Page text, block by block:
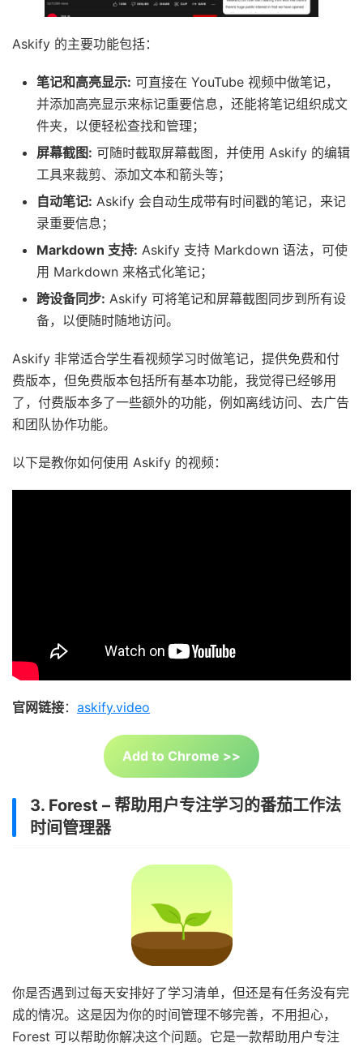
Askify 的主要功能包括：
笔记和高亮显示: 可直接在 YouTube 视频中做笔记，
并添加高亮显示来标记重要信息，还能将笔记组织成文
件夹，以便轻松查找和管理；
屏幕截图: 可随时截取屏幕截图，并使用 Askify 的编辑
工具来裁剪、添加文本和箭头等；
自动笔记: Askify 会自动生成带有时间戳的笔记，来记
录重要信息；
Markdown 支持: Askify 支持 Markdown 语法，可使
用 Markdown 来格式化笔记；
跨设备同步: Askify 可将笔记和屏幕截图同步到所有设
备，以便随时随地访问。
Askify 非常适合学生看视频学习时做笔记，提供免费和付
费版本，但免费版本包括所有基本功能，我觉得已经够用
了，付费版本多了一些额外的功能，例如离线访问、去广告
和团队协作功能。
以下是教你如何使用 Askify 的视频：
官网链接： askify.video
Add to Chrome >>
3. Forest – 帮助用户专注学习的番茄工作法
时间管理器
你是否遇到过每天安排好了学习清单，但还是有任务没有完
成的情况。这是因为你的时间管理不够完善，不用担心，
Forest 可以帮助你解决这个问题。它是一款帮助用户专注